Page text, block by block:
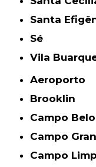
Santa
Sé
Vila
Aeroporto
Brooklin
Campo Belo
Campo
Campo